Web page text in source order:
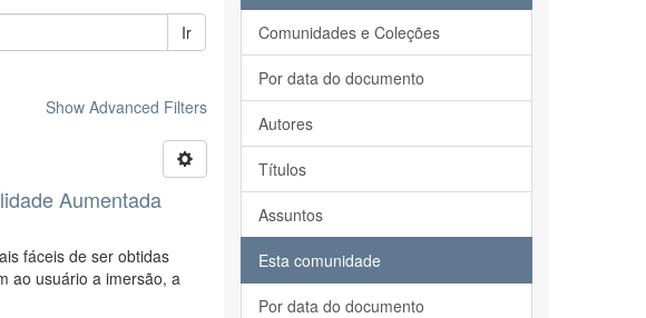
Ir
Show Advanced Filters
Aumentada
fáceis de ser obtidas
ao usuário a imersão, a
Comunidades e Coleções
Por data do documento
Autores
Títulos
Assuntos
Esta comunidade
Por data do documento